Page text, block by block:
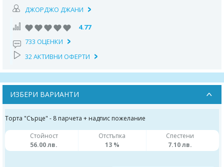
ДЖОРДЖО ДЖАНИ
4.77
733 ОЦЕНКИ
32 АКТИВНИ ОФЕРТИ
ИЗБЕРИ ВАРИАНТИ
Торта "Сърце" - 8 парчета + надпис пожелание
Стойност
56.00 лв.
Отстъпка
13 %
Спестени
7.10 лв.